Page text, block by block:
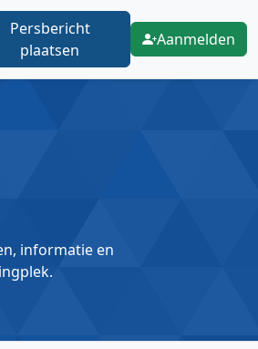
Persbericht
plaatsen
Aanmelden
informatie en